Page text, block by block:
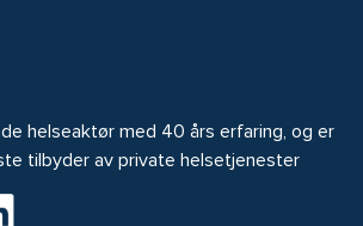
helseaktør med 40 års erfaring, og er
tilbyder av private helsetjenester
Instagram